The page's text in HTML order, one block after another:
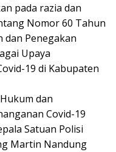
pada razia dan
Nomor 60 Tahun
dan Penegakan
Upaya
19 di Kabupaten
dan
Covid-19
Satuan Polisi
Martin Nandung